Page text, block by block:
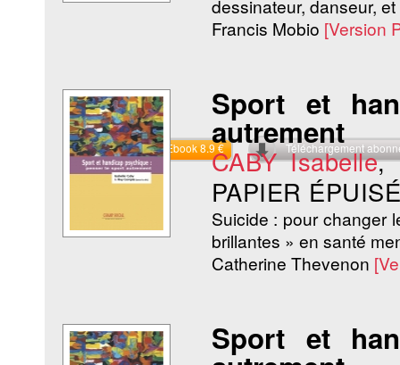
dessinateur, danseur,
Francis Mobio [Version
Commander l'Ebook 8.9 € Téléchargement
Sport et
autrement
CABY Isabelle,
PAPIER
Suicide : pour changer
brillantes » en santé
Catherine Thevenon
Sport et